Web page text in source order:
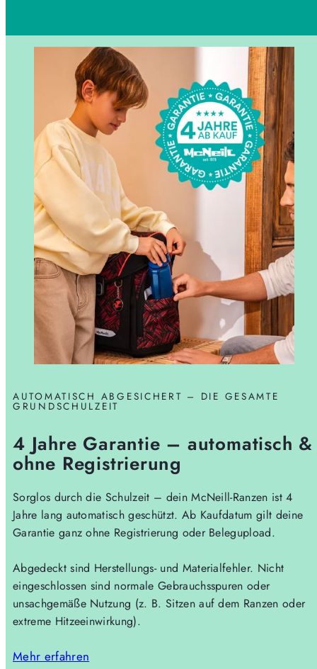
AUTOMATISCH ABGESICHERT – DIE GESAMTE
GRUNDSCHULZEIT
4 Jahre Garantie – automatisch &
ohne Registrierung
Sorglos durch die Schulzeit – dein McNeill-Ranzen ist 4
Jahre lang automatisch geschützt. Ab Kaufdatum gilt deine
Garantie ganz ohne Registrierung oder Belegupload.
Abgedeckt sind Herstellungs- und Materialfehler. Nicht
eingeschlossen sind normale Gebrauchsspuren oder
unsachgemäße Nutzung (z. B. Sitzen auf dem Ranzen oder
extreme Hitzeeinwirkung).
Mehr erfahren